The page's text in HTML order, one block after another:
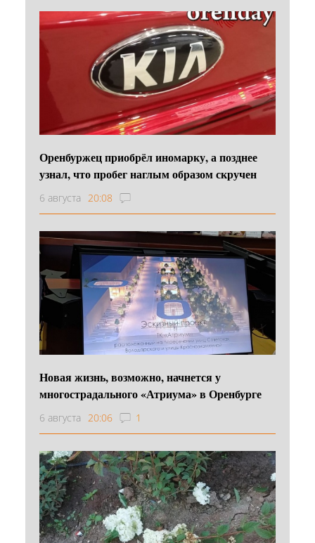
Оренбуржец приобрёл иномарку, а позднее
узнал, что пробег наглым образом скручен
6 августа 20:08
Новая жизнь, возможно, начнется у
многострадального «Атриума» в Оренбурге
6 августа 20:06 1